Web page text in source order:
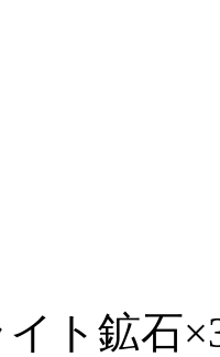
ト鉱石